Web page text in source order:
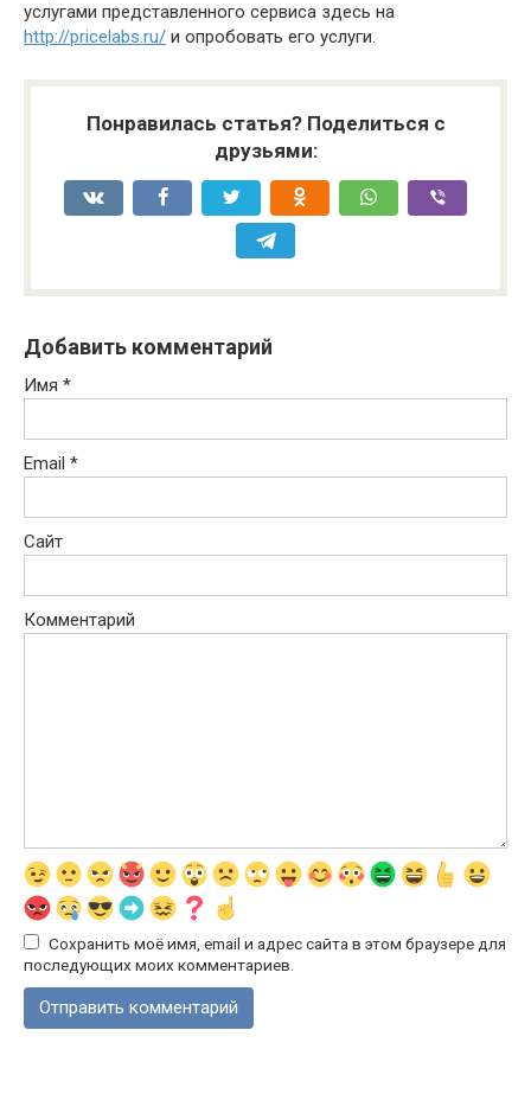
услугами представленного сервиса здесь на
http://pricelabs.ru/ и опробовать его услуги.
Понравилась статья? Поделиться с
друзьями:
Добавить комментарий
Имя *
Email *
Сайт
Комментарий
Сохранить моё имя, email и адрес сайта в этом браузере для
последующих моих комментариев.